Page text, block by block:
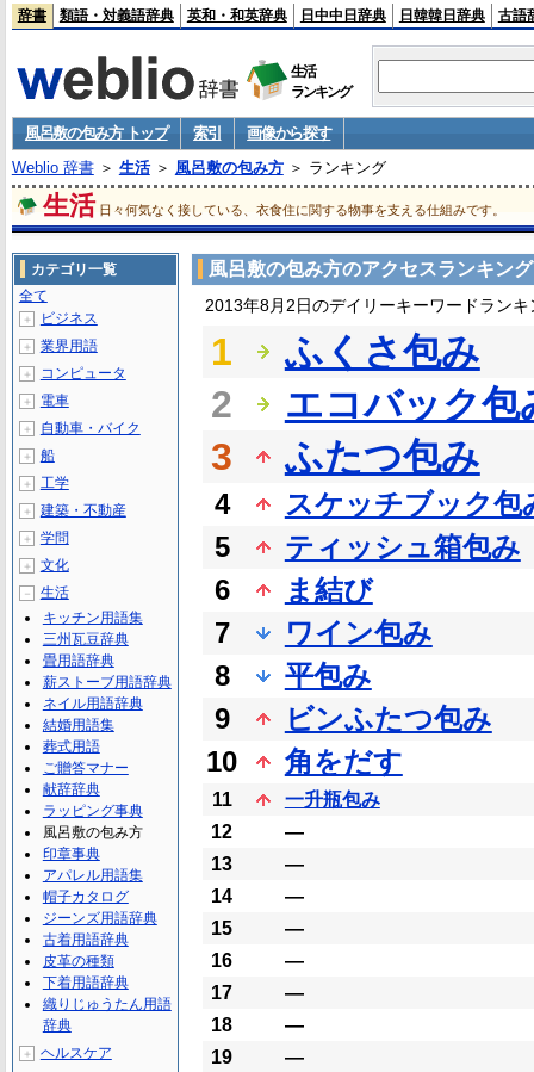
辞書 類語・対義語辞典 英和・和英辞典 日中中日辞典 日韓韓日辞典 古語
生活
ランキング
風呂敷の包み方 トップ 索引
画像から探す
Weblio 辞書＞ 生活＞ 風呂敷の包み方＞ ランキング
生活 日々何気なく接している、衣食住に関する物事を支える仕組みです。
風呂敷の包み方のアクセスランキング
2013年8月2日のデイリーキーワードランキ
1
ふくさ包み
2
エコバック包
3
ふたつ包み
4
スケッチブック包
5
ティッシュ箱包み
6
ま結び
7
ワイン包み
8
平包み
9
ビンふたつ包み
10
角をだす
11
一升瓶包み
12
―
13
―
14
―
15
―
16
―
17
―
18
―
19
―
カテゴリ一覧
全て
＋ ビジネス
＋ 業界用語
＋ コンピュータ
＋ 電車
＋ 自動車・バイク
＋ 船
＋ 工学
＋ 建築・不動産
＋ 学問
＋ 文化
－
生活
キッチン用語集
三州瓦豆辞典
畳用語辞典
薪ストーブ用語辞典
ネイル用語辞典
結婚用語集
葬式用語
ご贈答マナー
献辞辞典
ラッピング事典
風呂敷の包み方
印章事典
アパレル用語集
帽子カタログ
ジーンズ用語辞典
古着用語辞典
皮革の種類
下着用語辞典
織りじゅうたん用語
辞典
＋ ヘルスケア